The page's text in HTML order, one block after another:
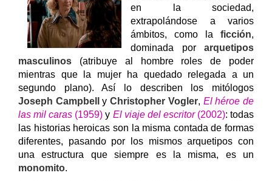
en la sociedad,
extrapolándose a varios
ámbitos, como la ficción,
dominada por arquetipos
masculinos (atribuye al hombre roles de poder
mientras que la mujer ha quedado relegada a un
segundo plano). Así lo describen los mitólogos
Joseph CampbellyChristopher Vogler, El héroe de
las mil caras (1959)y El viaje del escritor(2002): todas
las historias heroicas son la misma contada de formas
diferentes, pasando por los mismos arquetipos con
una estructura que siempre es la misma, es un
monomito.